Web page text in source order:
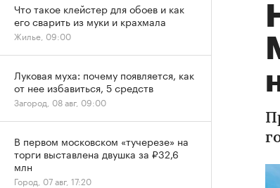
Что такое клейстер для обоев и как
его сварить из муки и крахмала
Жилье, 09:00
Луковая муха: почему появляется, как
от нее избавиться, 5 средств
Загород, 08 авг, 09:00
В первом московском «тучерезе» на
торги выставлена двушка за ₽32,6
млн
Город, 07 авг, 17:20